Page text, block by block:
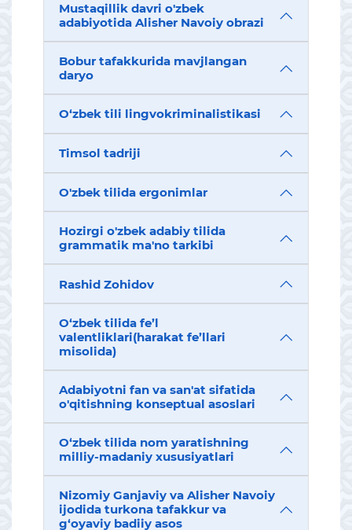
Mustaqillik davri o'zbek
adabiyotida Alisher Navoiy obrazi
Bobur tafakkurida mavjlangan
daryo
O‘zbek tili lingvokriminalistikasi
Timsol tadriji
O'zbek tilida ergonimlar
Hozirgi o'zbek adabiy tilida
grammatik ma'no tarkibi
Rashid Zohidov
O‘zbek tilida fe’l
valentliklari(harakat fe’llari
misolida)
Adabiyotni fan va san'at sifatida
o'qitishning konseptual asoslari
O‘zbek tilida nom yaratishning
milliy-madaniy xususiyatlari
Nizomiy Ganjaviy va Alisher Navoiy
ijodida turkona tafakkur va
g‘oyaviy badiiy asos